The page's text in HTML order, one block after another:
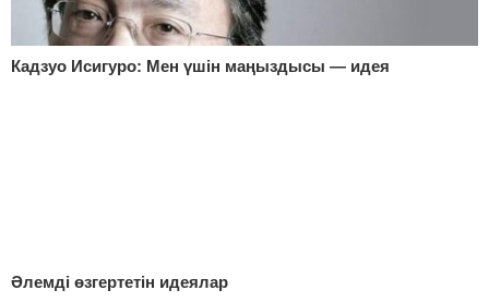
Кадзуо Исигуро: Мен үшін маңыздысы — идея
Әлемді өзгертетін идеялар